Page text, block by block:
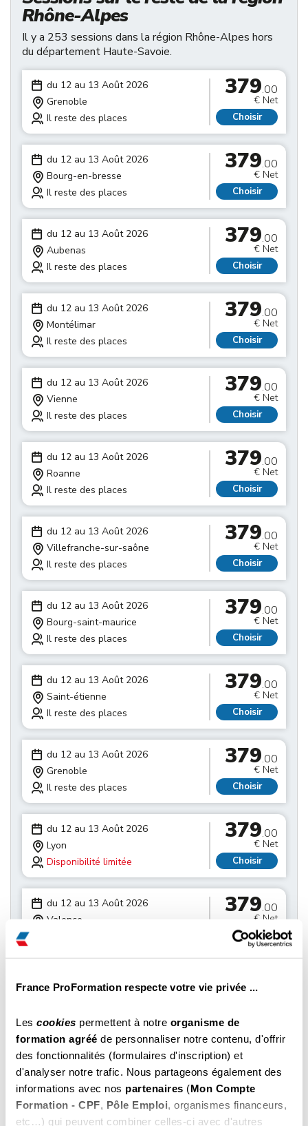
France ProFormation respecte votre vie privée ...
Les cookies permettent à notre organisme de
formation agréé de personnaliser notre contenu, d'offrir
des fonctionnalités (formulaires d'inscription) et
d'analyser notre trafic. Nous partageons également des
informations avec nos partenaires (Mon Compte
Formation - CPF, Pôle Emploi, organismes financeurs,
etc…) qui peuvent combiner celles-ci avec d'autres
Rhône-Alpes
Il y a 253 sessions dans la région Rhône-Alpes hors
du département Haute-Savoie.
du 12 au 13 Août 2026
Grenoble
Il reste des places
379.00
€ Net
Choisir
du 12 au 13 Août 2026
Bourg-en-bresse
Il reste des places
379.00
€ Net
Choisir
du 12 au 13 Août 2026
Aubenas
Il reste des places
379.00
€ Net
Choisir
du 12 au 13 Août 2026
Montélimar
Il reste des places
379.00
€ Net
Choisir
du 12 au 13 Août 2026
Vienne
Il reste des places
379.00
€ Net
Choisir
du 12 au 13 Août 2026
Roanne
Il reste des places
379.00
€ Net
Choisir
du 12 au 13 Août 2026
Villefranche-sur-saône
Il reste des places
379.00
€ Net
Choisir
du 12 au 13 Août 2026
Bourg-saint-maurice
Il reste des places
379.00
€ Net
Choisir
du 12 au 13 Août 2026
Saint-étienne
Il reste des places
379.00
€ Net
Choisir
du 12 au 13 Août 2026
Grenoble
Il reste des places
379.00
€ Net
Choisir
du 12 au 13 Août 2026
Lyon
Disponibilité limitée
379.00
€ Net
Choisir
du 12 au 13 Août 2026
Valence
379.00
€ Net
Choisir
Grenoble
379 € Net
du 19 au 20 Août 2026
Bourg-en-bresse
Il reste des places
379 € Net
Choisir